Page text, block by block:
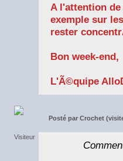
A l'attention
exemple sur
rester
Bon week-end,
L'Ã©quipe
Posté par Crochet